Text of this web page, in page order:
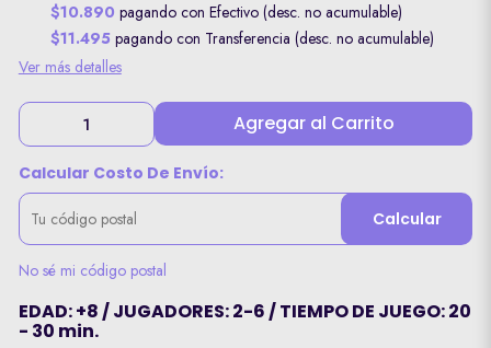
$10.890 pagando con Efectivo (desc. no acumulable)
$11.495 pagando con Transferencia (desc. no acumulable)
Ver más detalles
Agregar al Carrito
Calcular Costo De Envío:
Calcular
No sé mi código postal
EDAD: +8 / JUGADORES: 2-6 / TIEMPO DE JUEGO: 20
- 30 min.